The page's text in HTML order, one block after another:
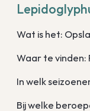
Wat is het:
Waar te vinden:
In welk
Bij welke